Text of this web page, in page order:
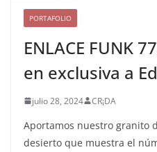
PORTAFOLIO
ENLACE FUNK
en exclusiva a
julio 28, 2024 CR¡DA
Aportamos nuestro granito
desierto que muestra el